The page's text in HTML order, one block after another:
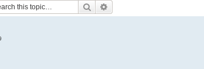
Search